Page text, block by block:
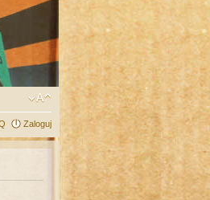
Zaloguj